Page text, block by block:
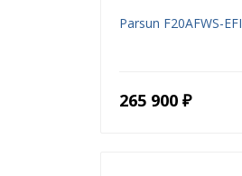
Parsun F20AFWS-EFI
265 900 ₽